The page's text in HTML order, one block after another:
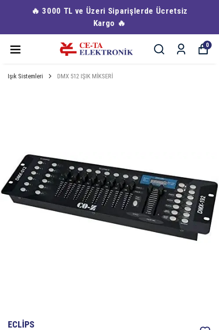
🔥 3000 TL ve Üzeri Siparişlerde Ücretsiz
Kargo 🔥
0
Işık Sistemleri DMX 512 IŞIK MİKSERİ
ECLİPS